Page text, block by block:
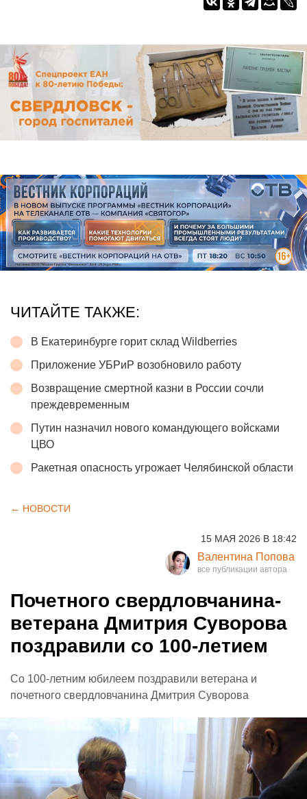
ЧИТАЙТЕ ТАКЖЕ:
В Екатеринбурге горит склад Wildberries
Приложение УБРиР возобновило работу
Возвращение смертной казни в России сочли
преждевременным
Путин назначил нового командующего войсками
ЦВО
Ракетная опасность угрожает Челябинской области
← НОВОСТИ
15 МАЯ 2026 В 18:42
Валентина Попова
Почетного свердловчанина-
ветерана Дмитрия Суворова
поздравили со 100-летием
Со 100-летним юбилеем поздравили ветерана и
почетного свердловчанина Дмитрия Суворова